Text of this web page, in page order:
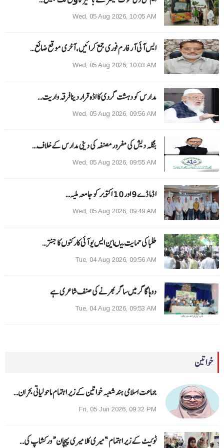
Wed, 05 Aug 2026, 10:05 AM
ایس آئی آر فارم فوری جمع کرائیں، آخری موقع ضائع…
Wed, 05 Aug 2026, 10:03 AM
مدارس کو دہشت گردی کا اڈہ قرار دینا فرقہ واریت…
Wed, 05 Aug 2026, 09:56 AM
بنگلہ دیش کی مفرور مصنفہ کی دینی مدارس کے خلاف…
Wed, 05 Aug 2026, 09:55 AM
ا ڈما ڈے 9 اور 10 اکتوبر کو جامعہ ملیہ…
Wed, 05 Aug 2026, 09:49 AM
طلبا کی حمایت میںاین ایس یو آئی کارکنوں کا جنتر…
Tue, 04 Aug 2026, 09:56 AM
دوہا گاگر میں ساگر بھرنے کی صنف شاعری ہے
Tue, 04 Aug 2026, 09:53 AM
خواتین
جماعت اسلامی ہند شعبہ خواتین کے زیر اہتمام ماحولیاتی بحران…
Fri, 05 Jun 2026, 09:32 PM
ٹوئیٹ کے زیر اہتمام ”میری کلا میری پہچان“ ورکشاپ کی…